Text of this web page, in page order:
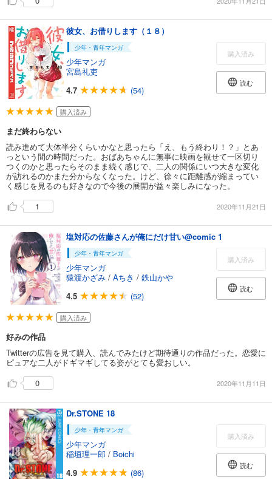
彼女、お借りします（１８）
少年・青年マンガ
少年マンガ
宮島礼吏
4.7
(54)
購入済み
読む
購入済み
まだ終わらない
読み進めて大体半分くらいかなと思ったら「え、もう終わり！？」とあ
っという間の時間だった。おばあちゃんに無事に映画を観せて一区切り
つくのかと思ったらそのまま続く感じで、二人の関係にいつ大きな変化
が訪れるのかまた分からなくなった。けど、徐々に距離感が縮まってい
く感じを見るのも好きなので今後の展開が益々楽しみになった。
1
2020年11月21日
塩対応の佐藤さんが俺にだけ甘い@comic 1
少年・青年マンガ
少年マンガ
猿渡かざみ / Aちき / 鉄山かや
4.5
(52)
購入済み
読む
購入済み
好みの作品
Twitterの広告を見て購入、読んでみたけど期待通りの作品だった。恋愛に
ピュアな二人がドギマギしてる姿がとても愛おしい。
0
2020年11月11日
Dr.STONE 18
少年・青年マンガ
少年マンガ
稲垣理一郎 / Boichi
4.9
(86)
購入済み
読む